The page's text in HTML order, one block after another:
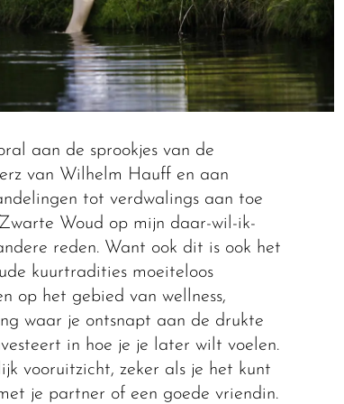
aan de sprookjes van de
van Wilhelm Hauff en aan
tot verdwalings aan toe
Woud op mijn daar-wil-ik-
reden. Want ook dit is ook het
kuurtradities moeiteloos
op het gebied van wellness,
waar je ontsnapt aan de drukte
in hoe je je later wilt voelen.
vooruitzicht, zeker als je het kunt
je partner of een goede vriendin.